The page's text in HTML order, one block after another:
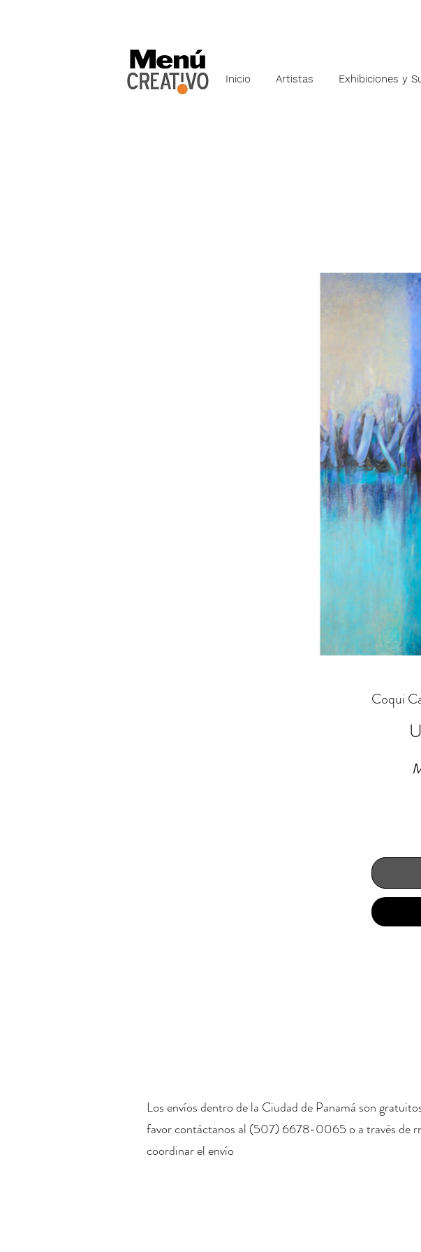
Inicio Artistas Exhibiciones y
Coqui
Los envíos dentro de la Ciudad de Panamá son
favor contáctanos al (507) 6678-0065 o a través de
coordinar el envío